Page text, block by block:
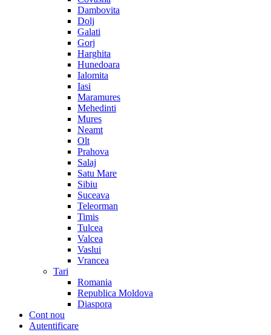
Dambovita
Dolj
Galati
Gorj
Harghita
Hunedoara
Ialomita
Iasi
Maramures
Mehedinti
Mures
Neamt
Olt
Prahova
Salaj
Satu Mare
Sibiu
Suceava
Teleorman
Timis
Tulcea
Valcea
Vaslui
Vrancea
Tari
Romania
Republica Moldova
Diaspora
Cont nou
Autentificare